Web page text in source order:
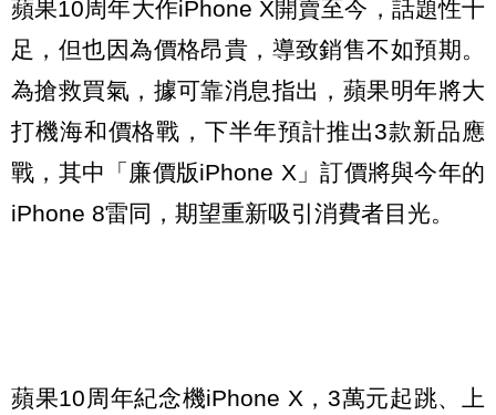
蘋果10周年大作iPhone X開賣至今，話題性十
足，但也因為價格昂貴，導致銷售不如預期。
為搶救買氣，據可靠消息指出，蘋果明年將大
打機海和價格戰，下半年預計推出3款新品應
戰，其中「廉價版iPhone X」訂價將與今年的
iPhone 8雷同，期望重新吸引消費者目光。
蘋果10周年紀念機iPhone X，3萬元起跳、上